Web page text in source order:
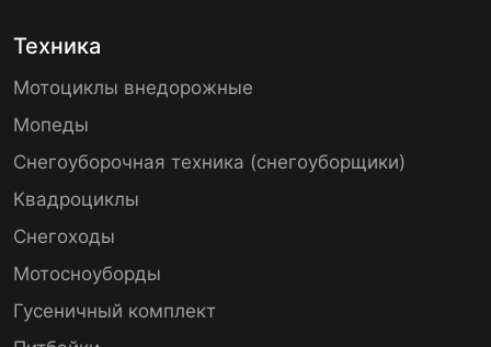
Техника
Мотоциклы внедорожные
Мопеды
Снегоуборочная техника (снегоуборщики)
Квадроциклы
Снегоходы
Мотосноуборды
Гусеничный комплект